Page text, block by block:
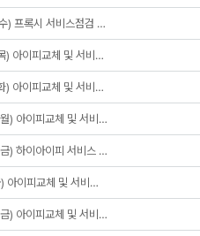
프록시 서비스점검 …
아이피교체 및 서비…
아이피교체 및 서비…
) 아이피교체 및 서비…
) 하이아이피 서비스 …
이피교체 및 서비…
) 아이피교체 및 서비…